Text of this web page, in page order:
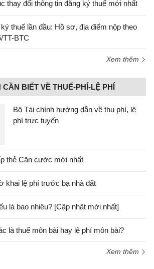
thay đổi thông tin đăng ký thuế mới nhất
thuế lần đầu: Hồ sơ, địa điểm nộp theo
TT-BTC
Xem thêm
BIẾT VỀ THUẾ-PHÍ-LỆ PHÍ
Bộ Tài chính hướng dẫn về thu phí, lệ
phí trực tuyến
thẻ Căn cước mới nhất
khai lệ phí trước bạ nhà đất
là bao nhiêu? [Cập nhật mới nhất]
là thuế môn bài hay lệ phí môn bài?
Xem thêm